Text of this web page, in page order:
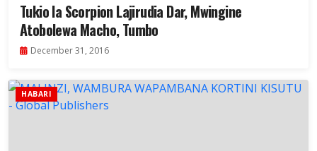
Tukio la Scorpion Lajirudia Dar, Mwingine
Atobolewa Macho, Tumbo
December 31, 2016
HABARI